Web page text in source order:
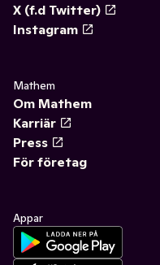
X (f.d Twitter)
Instagram
Mathem
Om Mathem
Karriär
Press
För företag
Appar